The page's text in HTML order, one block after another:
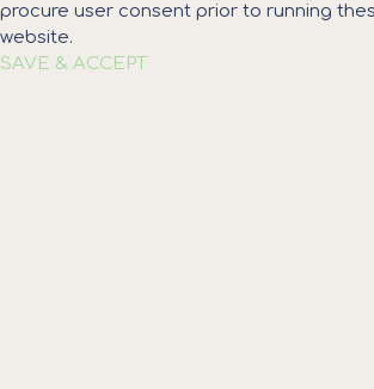
procure user consent prior to running
website.
SAVE & ACCEPT